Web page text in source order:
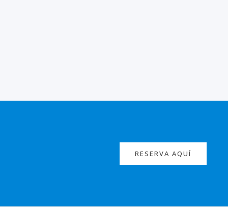
RESERVA AQUÍ